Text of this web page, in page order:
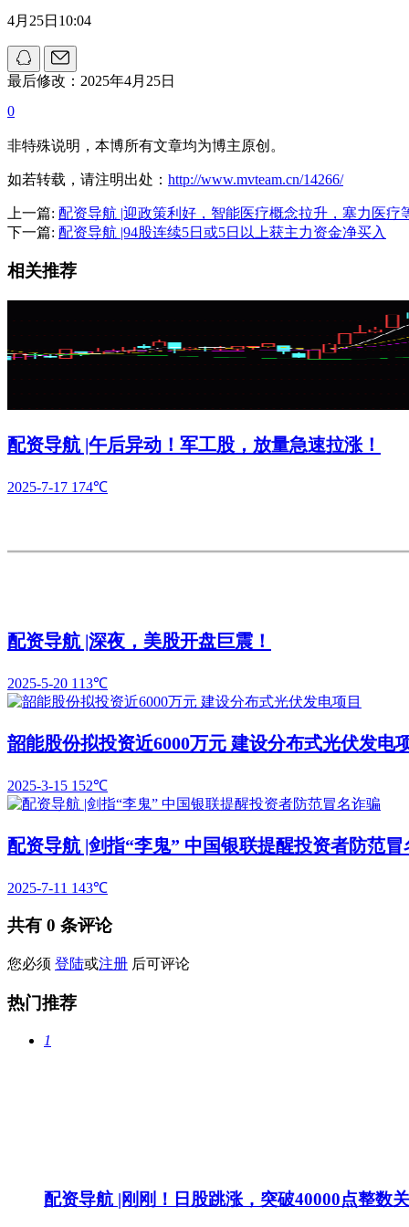
4月25日10:04
最后修改：2025年4月25日
0
非特殊说明，本博所有文章均为博主原创。
如若转载，请注明出处： http://www.mvteam.cn/14266/
上一篇: 配资导航 |迎政策利好，智能医疗概念拉升，塞力医疗
下一篇: 配资导航 |94股连续5日或5日以上获主力资金净买入
相关推荐
配资导航 |午后异动！军工股，放量急速拉涨！
2025-7-17 174℃
配资导航 |深夜，美股开盘巨震！
2025-5-20 113℃
韶能股份拟投资近6000万元 建设分布式光伏发电
2025-3-15 152℃
配资导航 |剑指“李鬼” 中国银联提醒投资者防范冒
2025-7-11 143℃
共有 0 条评论
您必须 登陆或注册 后可评论
热门推荐
1
配资导航 |刚刚！日股跳涨，突破40000点整数